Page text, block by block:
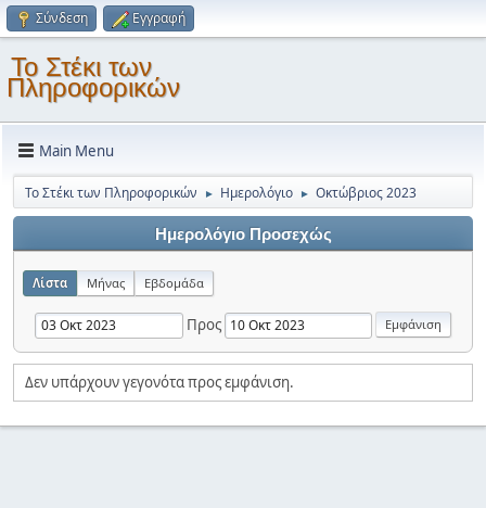
Σύνδεση Εγγραφή
Το Στέκι των
Πληροφορικών
Main Menu
Το Στέκι των Πληροφορικών ► Ημερολόγιο ► Οκτώβριος 2023
Ημερολόγιο Προσεχώς
Λίστα Μήνας Εβδομάδα
Προς
Δεν υπάρχουν γεγονότα προς εμφάνιση.